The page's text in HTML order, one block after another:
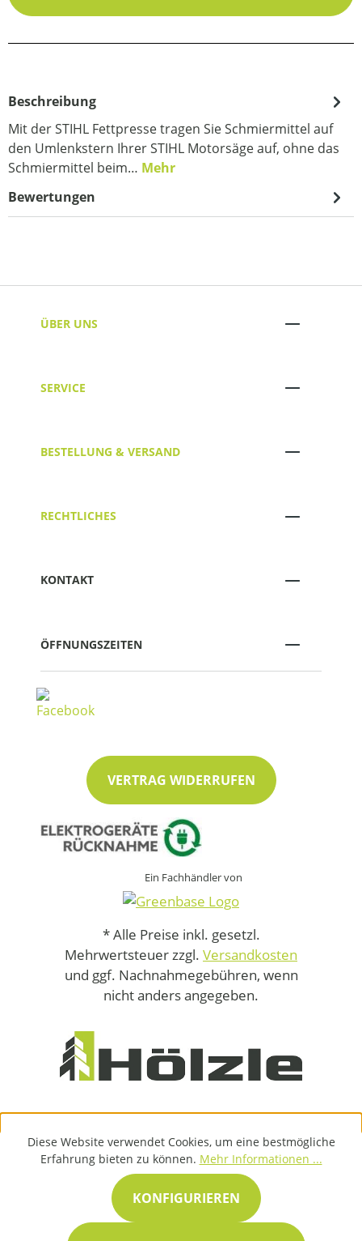
Beschreibung
Mit der STIHL Fettpresse tragen Sie Schmiermittel auf
den Umlenkstern Ihrer STIHL Motorsäge auf, ohne das
Schmiermittel beim… Mehr
Bewertungen
ÜBER UNS
SERVICE
BESTELLUNG & VERSAND
RECHTLICHES
KONTAKT
ÖFFNUNGSZEITEN
VERTRAG WIDERRUFEN
Ein Fachhändler von
* Alle Preise inkl. gesetzl.
Mehrwertsteuer zzgl. Versandkosten
und ggf. Nachnahmegebühren, wenn
nicht anders angegeben.
Diese Website verwendet Cookies, um eine bestmögliche
Erfahrung bieten zu können. Mehr Informationen ...
KONFIGURIEREN